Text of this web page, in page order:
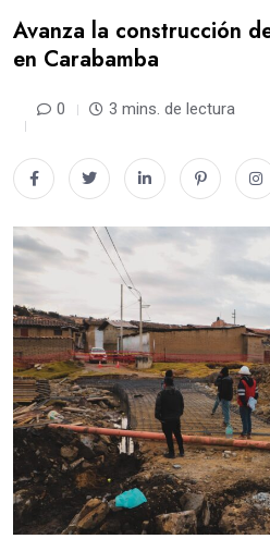
Avanza la construcción
en Carabamba
0 3 mins. de lectura